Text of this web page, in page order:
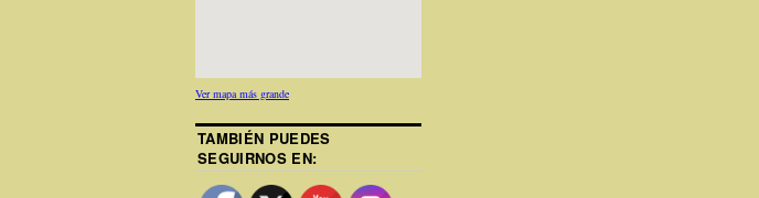
Ver mapa más grande
TAMBIÉN PUEDES
SEGUIRNOS EN: